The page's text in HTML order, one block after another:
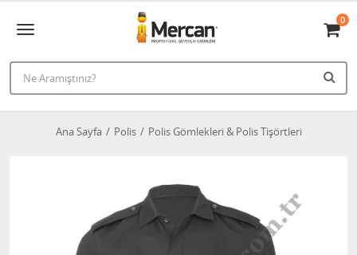
0
Ana Sayfa Polis Polis Gömlekleri & Polis Tişörtleri